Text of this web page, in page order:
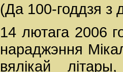
(Да 100-годдзя з
14 лютага 2006
нараджэння
вялікай